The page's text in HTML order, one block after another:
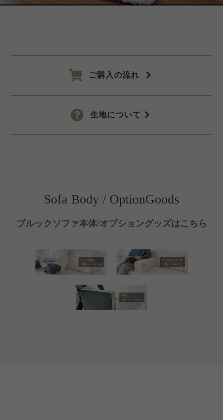
ご購入の流れ
生地について
Sofa Body / OptionGoods
ブルックソファ本体/オプショングッズはこちら